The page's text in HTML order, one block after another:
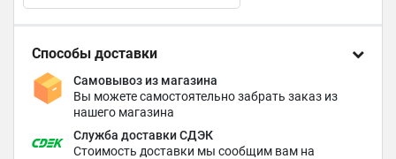
Способы доставки
Самовывоз из магазина
Вы можете самостоятельно забрать заказ из
нашего магазина
Служба доставки СДЭК
Стоимость доставки мы сообщим вам на